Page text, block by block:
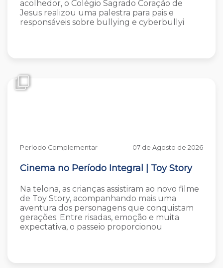
acolhedor, o Colégio Sagrado Coração de
Jesus realizou uma palestra para pais e
responsáveis sobre bullying e cyberbullyi
Período Complementar 07 de Agosto de 2026
Cinema no Período Integral | Toy Story
Na telona, as crianças assistiram ao novo filme
de Toy Story, acompanhando mais uma
aventura dos personagens que conquistam
gerações. Entre risadas, emoção e muita
expectativa, o passeio proporcionou